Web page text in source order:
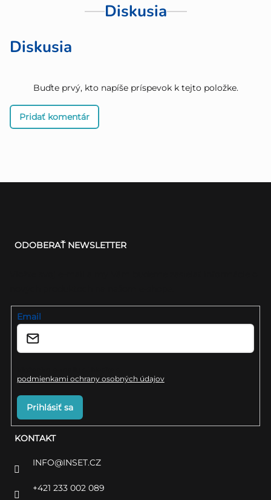
Diskusia
Diskusia
Buďte prvý, kto napíše príspevok k tejto položke.
Pridať komentár
KONTAKT
INFO@INSET.CZ
+421 233 002 089
ODOBERAŤ NEWSLETTER
Email
podmienkami ochrany osobných údajov
Prihlásiť sa